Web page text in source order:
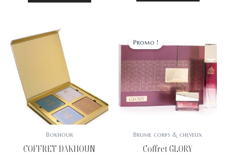
Bokhour
COFFRET DAKHOUN
Promo !
Brume corps & cheveux
Coffret GLORY
initial
était :
د.م. 800,00.
prix
est :